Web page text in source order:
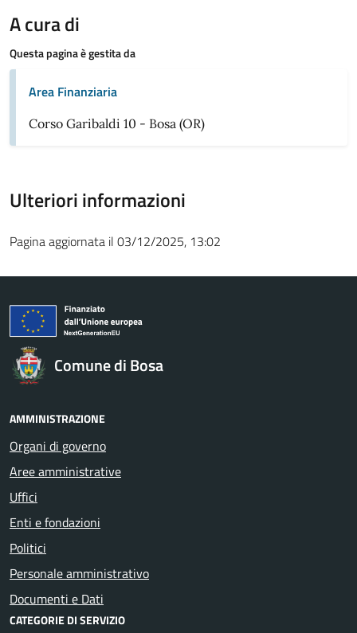
A cura di
Questa pagina è gestita da
Area Finanziaria
Corso Garibaldi 10 - Bosa (OR)
Ulteriori informazioni
Pagina aggiornata il 03/12/2025, 13:02
Comune di Bosa
AMMINISTRAZIONE
Organi di governo
Aree amministrative
Uffici
Enti e fondazioni
Politici
Personale amministrativo
Documenti e Dati
CATEGORIE DI SERVIZIO